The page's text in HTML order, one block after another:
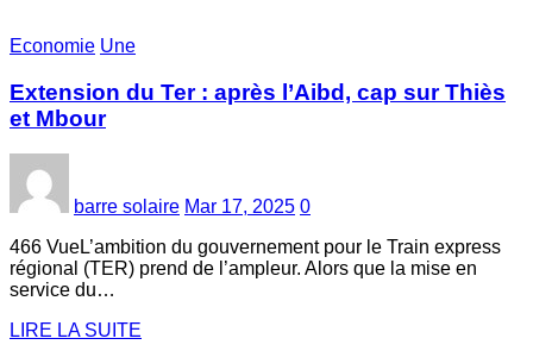
Economie Une
Extension du Ter : après l’Aibd, cap sur Thiès
et Mbour
barre solaire Mar 17, 2025 0
466 VueL’ambition du gouvernement pour le Train express
régional (TER) prend de l’ampleur. Alors que la mise en
service du…
LIRE LA SUITE